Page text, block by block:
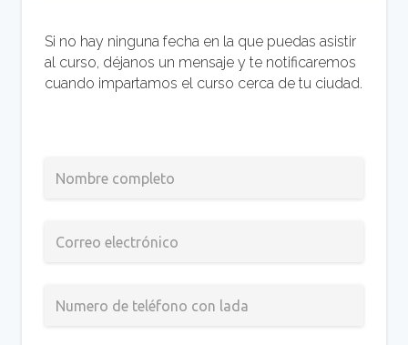
Si no hay ninguna fecha en la que puedas asistir
al curso, déjanos un mensaje y te notificaremos
cuando impartamos el curso cerca de tu ciudad.